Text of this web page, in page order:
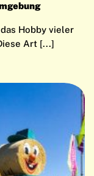
Hobby vieler
Art [...]